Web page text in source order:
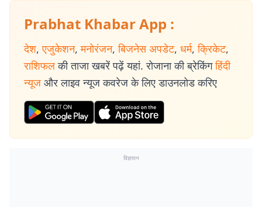
Prabhat Khabar App :
देश, एजुकेशन, मनोरंजन, बिजनेस अपडेट, धर्म, क्रिकेट,
राशिफल की ताजा खबरें पढ़ें यहां. रोजाना की ब्रेकिंग हिंदी
न्यूज और लाइव न्यूज कवरेज के लिए डाउनलोड करिए
विज्ञापन